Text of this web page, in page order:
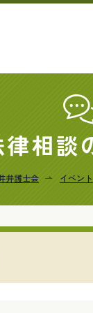
律相談
弁護士会 イベント